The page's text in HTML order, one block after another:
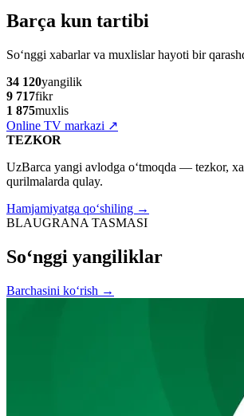
Barça kun tartibi
So‘nggi xabarlar va muxlislar hayoti bir
34 120yangilik
9 717fikr
1 875muxlis
Online TV markazi ↗
TEZKOR
UzBarca yangi avlodga o‘tmoqda — tezkor,
qurilmalarda qulay.
Hamjamiyatga qo‘shiling →
BLAUGRANA TASMASI
So‘nggi yangiliklar
Barchasini ko‘rish →